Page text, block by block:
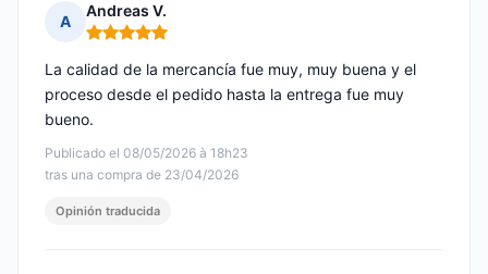
A
Andreas V.
Nota: 5 de 5
Publicado el 08/05/2026 à 18h23
tras una compra de 23/04/2026
La calidad de la mercancía fue muy, muy buena y el
proceso desde el pedido hasta la entrega fue muy
bueno.
Opinión traducida